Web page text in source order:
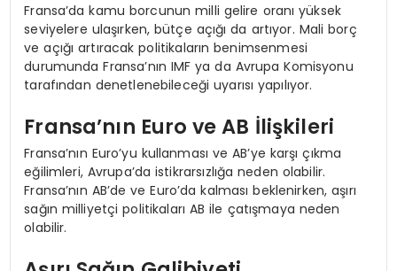
Fransa’da kamu borcunun milli gelire oranı yüksek
seviyelere ulaşırken, bütçe açığı da artıyor. Mali borç
ve açığı artıracak politikaların benimsenmesi
durumunda Fransa’nın IMF ya da Avrupa Komisyonu
tarafından denetlenebileceği uyarısı yapılıyor.
Fransa’nın Euro ve AB İlişkileri
Fransa’nın Euro’yu kullanması ve AB’ye karşı çıkma
eğilimleri, Avrupa’da istikrarsızlığa neden olabilir.
Fransa’nın AB’de ve Euro’da kalması beklenirken, aşırı
sağın milliyetçi politikaları AB ile çatışmaya neden
olabilir.